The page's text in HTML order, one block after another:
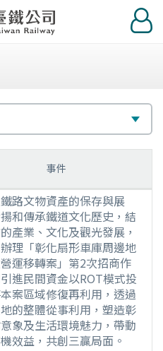
登
入
事件
路文物資產的保存與展
和傳承鐵道文化歷史，結
產業、文化及觀光發展，
理「彰化扇形車庫周邊地
運移轉案」第2次招商作
進民間資金以ROT模式投
案區域修復再利用，透過
的整體從事利用，塑造彰
象及生活環境魅力，帶動
效益，共創三贏局面。